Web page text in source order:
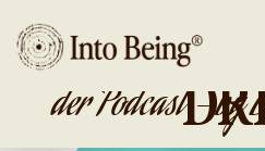
DA IST
der Podcast - by